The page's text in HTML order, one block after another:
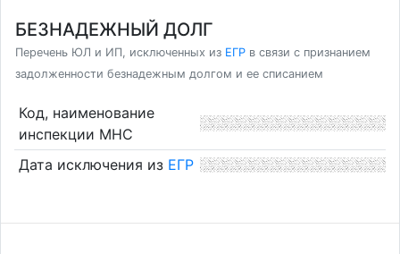
БЕЗНАДЕЖНЫЙ ДОЛГ
Перечень ЮЛ и ИП, исключенных из ЕГР в связи с признанием
задолженности безнадежным долгом и ее списанием
Код, наименование
инспекции МНС
Дата исключения из ЕГР